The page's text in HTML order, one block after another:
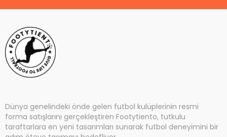
Dünya genelindeki önde gelen futbol kulüplerinin resmi
forma satışlarını gerçekleştiren Footytiento, tutkulu
taraftarlara en yeni tasarımları sunarak futbol deneyimini bir